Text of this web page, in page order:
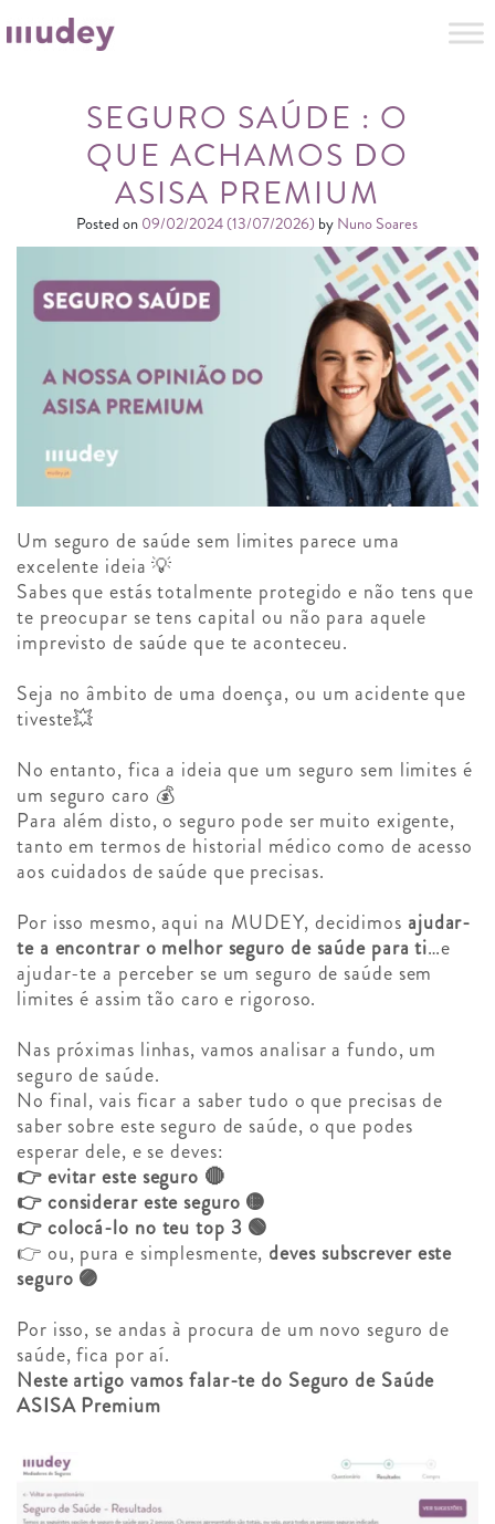
SEGURO SAÚDE : O
QUE ACHAMOS DO
ASISA PREMIUM
Posted on 09/02/2024(13/07/2026) by Nuno Soares
Um seguro de saúde sem limites parece uma
excelente ideia 💡
Sabes que estás totalmente protegido e não tens que
te preocupar se tens capital ou não para aquele
imprevisto de saúde que te aconteceu.
Seja no âmbito de uma doença, ou um acidente que
tiveste💥
No entanto, fica a ideia que um seguro sem limites é
um seguro caro 💰
Para além disto, o seguro pode ser muito exigente,
tanto em termos de historial médico como de acesso
aos cuidados de saúde que precisas.
Por isso mesmo, aqui na MUDEY, decidimos ajudar-
te a encontrar o melhor seguro de saúde para ti…e
ajudar-te a perceber se um seguro de saúde sem
limites é assim tão caro e rigoroso.
Nas próximas linhas, vamos analisar a fundo, um
seguro de saúde.
No final, vais ficar a saber tudo o que precisas de
saber sobre este seguro de saúde, o que podes
esperar dele, e se deves:
👉 evitar este seguro 🔴
👉 considerar este seguro 🟡
👉 colocá-lo no teu top 3 🟢
👉 ou, pura e simplesmente, deves subscrever este
seguro 🟣
Por isso, se andas à procura de um novo seguro de
saúde, fica por aí.
Neste artigo vamos falar-te do Seguro de Saúde
ASISA Premium